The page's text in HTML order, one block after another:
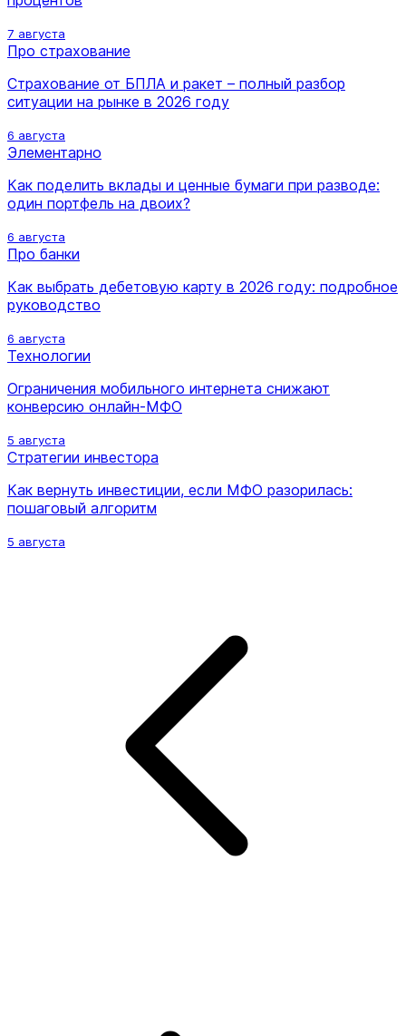
7 августа
Про страхование
Страхование от БПЛА и ракет – полный разбор
ситуации на рынке в 2026 году
6 августа
Элементарно
Как поделить вклады и ценные бумаги при разводе:
один портфель на двоих?
6 августа
Про банки
Как выбрать дебетовую карту в 2026 году: подробное
руководство
6 августа
Технологии
Ограничения мобильного интернета снижают
конверсию онлайн-МФО
5 августа
Стратегии инвестора
Как вернуть инвестиции, если МФО разорилась:
пошаговый алгоритм
5 августа